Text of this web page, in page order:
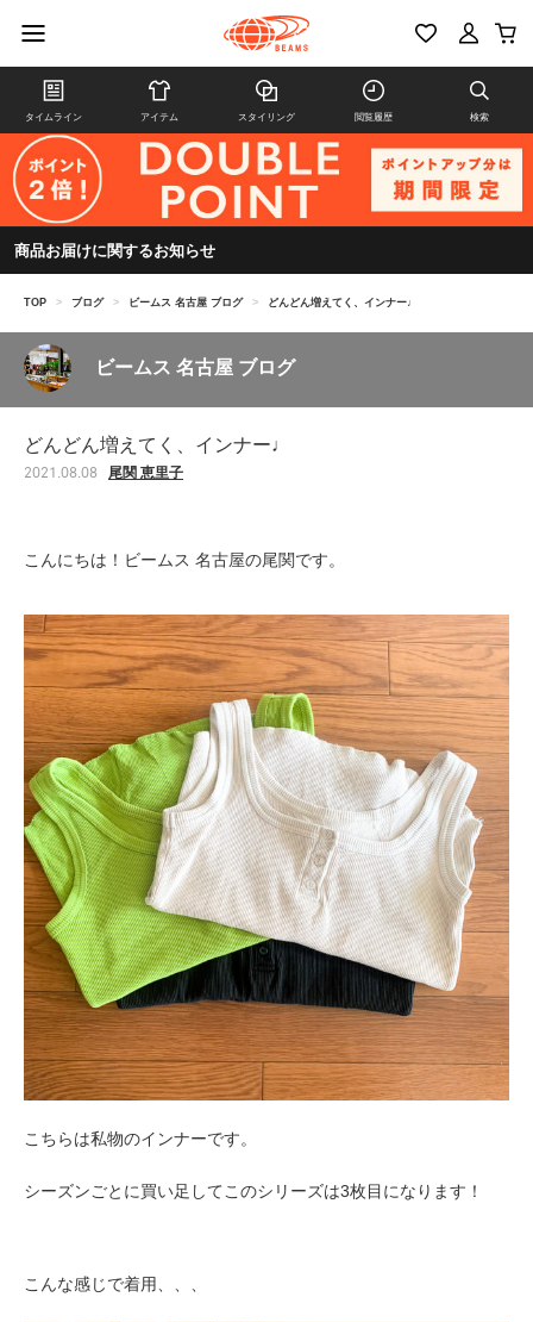
タイムライン アイテム スタイリング 閲覧履歴 検索
商品お届けに関するお知らせ
TOP > ブログ > ビームス 名古屋 ブログ > どんどん増えてく、インナー♩
ビームス 名古屋 ブログ
どんどん増えてく、インナー♩
2021.08.08 尾関 恵里子
こんにちは！ビームス 名古屋の尾関です。
こちらは私物のインナーです。
シーズンごとに買い足してこのシリーズは3枚目になります！
こんな感じで着用、、、